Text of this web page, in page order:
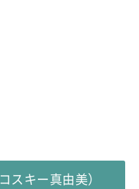
キー真由美）